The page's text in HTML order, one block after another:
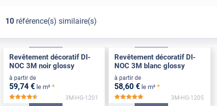
10référence(s) similaire(s)
Revêtement décoratif DI-
NOC 3M noir glossy
à partir de
59,74 € le m² *
*****
3M-HG-1201
Revêtement décoratif DI-
NOC 3M blanc glossy
à partir de
58,60 € le m² *
3M-HG-1205